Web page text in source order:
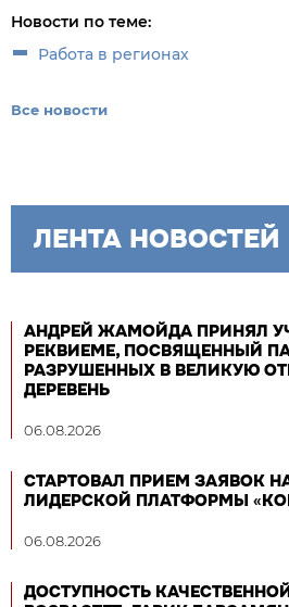
Новости по теме:
Работа в регионах
Все новости
ЛЕНТА НОВОСТЕЙ
АНДРЕЙ ЖАМОЙДА ПРИНЯЛ
РЕКВИЕМЕ, ПОСВЯЩЕННЫЙ
РАЗРУШЕННЫХ В ВЕЛИКУЮ
ДЕРЕВЕНЬ
06.08.2026
СТАРТОВАЛ ПРИЕМ ЗАЯВОК
ЛИДЕРСКОЙ ПЛАТФОРМЫ
06.08.2026
ДОСТУПНОСТЬ